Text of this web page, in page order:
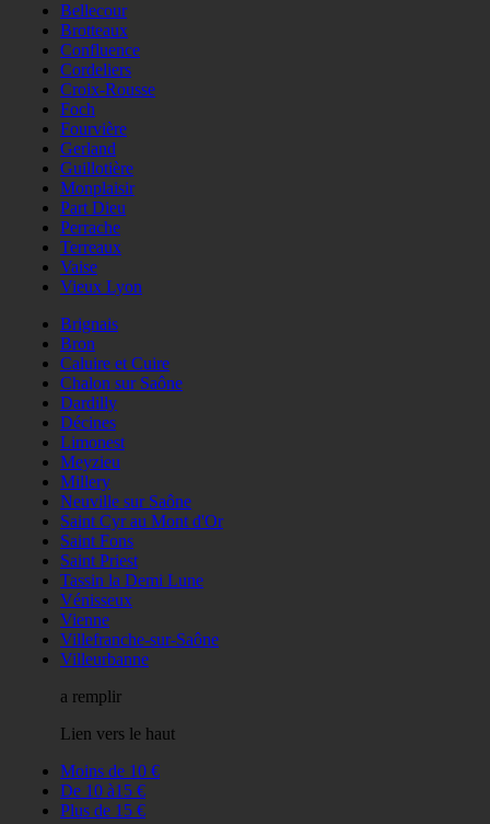
Bellecour
Brotteaux
Confluence
Cordeliers
Croix-Rousse
Foch
Fourvière
Gerland
Guillotière
Monplaisir
Part Dieu
Perrache
Terreaux
Vaise
Vieux Lyon
Brignais
Bron
Caluire et Cuire
Chalon sur Saône
Dardilly
Décines
Limonest
Meyzieu
Millery
Neuville sur Saône
Saint Cyr au Mont d'Or
Saint Fons
Saint Priest
Tassin la Demi Lune
Vénisseux
Vienne
Villefranche-sur-Saône
Villeurbanne
a remplir
Lien vers le haut
Moins de 10 €
De 10 à15 €
Plus de 15 €